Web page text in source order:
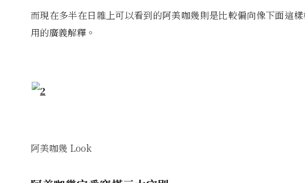
而現在多半在日雜上可以看到的阿美咖幾則是比較偏向像下面這
用的廣義解釋。
阿美咖幾 Look